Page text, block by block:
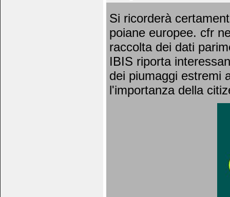
Si ricorderà
poiane europee. cfr
raccolta dei dati
IBIS riporta
dei piumaggi estremi
l'importanza della